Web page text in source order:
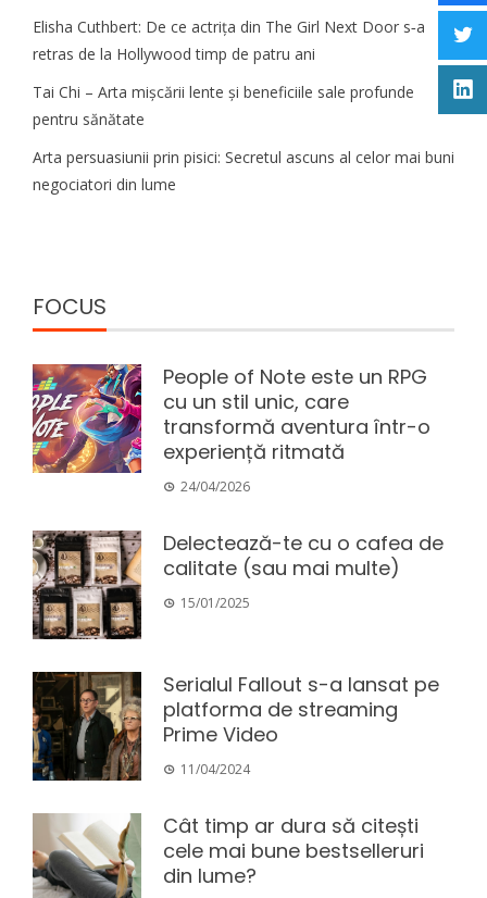
Elisha Cuthbert: De ce actrița din The Girl Next Door s‑a
retras de la Hollywood timp de patru ani
Tai Chi – Arta mișcării lente și beneficiile sale profunde
pentru sănătate
Arta persuasiunii prin pisici: Secretul ascuns al celor mai buni
negociatori din lume
FOCUS
People of Note este un RPG
cu un stil unic, care
transformă aventura într-o
experiență ritmată
24/04/2026
Delectează-te cu o cafea de
calitate (sau mai multe)
15/01/2025
Serialul Fallout s-a lansat pe
platforma de streaming
Prime Video
11/04/2024
Cât timp ar dura să citești
cele mai bune bestselleruri
din lume?